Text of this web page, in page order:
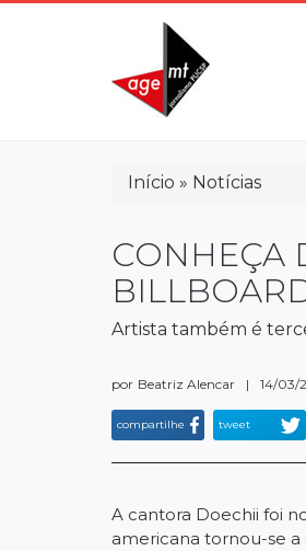
Trilha
navegação
Início Notícias
CONHEÇA
Artista também é
por Beatriz Alencar | 14/03/
compartilhe tweet
A cantora Doechii foi
americana tornou-se a